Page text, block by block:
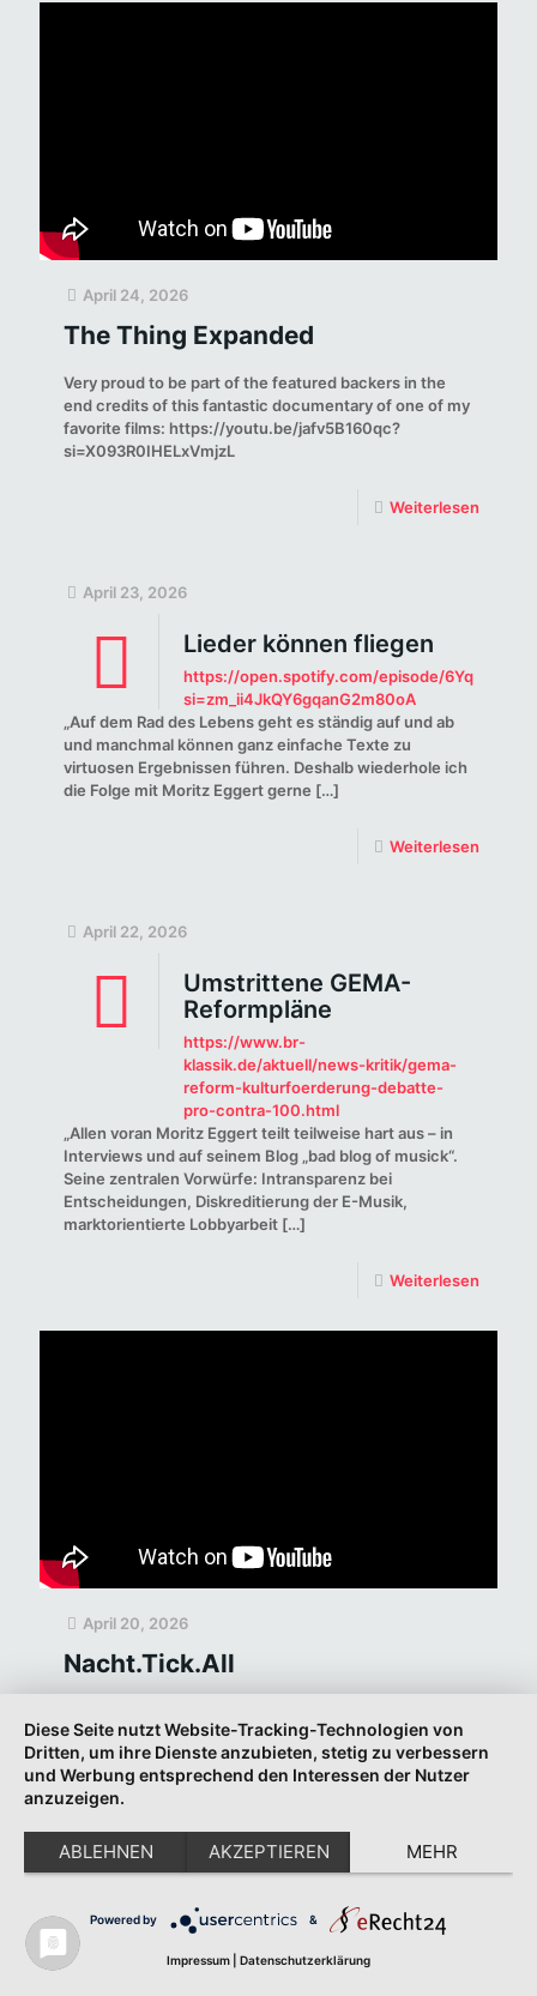
April 24, 2026
The Thing Expanded
Very proud to be part of the featured backers in the
end credits of this fantastic documentary of one of my
favorite films: https://youtu.be/jafv5B160qc?
si=X093R0IHELxVmjzL
Weiterlesen
April 23, 2026
Lieder können fliegen
https://open.spotify.com/episode/
si=zm_ii4JkQY6gqanG2m80oA
„Auf dem Rad des Lebens geht es ständig auf und ab
und manchmal können ganz einfache Texte zu
virtuosen Ergebnissen führen. Deshalb wiederhole ich
die Folge mit Moritz Eggert gerne […]
Weiterlesen
April 22, 2026
Umstrittene GEMA-
Reformpläne
https://www.br-
klassik.de/aktuell/news-kritik/gema-
reform-kulturfoerderung-debatte-
pro-contra-100.html
„Allen voran Moritz Eggert teilt teilweise hart aus – in
Interviews und auf seinem Blog „bad blog of musick“.
Seine zentralen Vorwürfe: Intransparenz bei
Entscheidungen, Diskreditierung der E-Musik,
marktorientierte Lobbyarbeit […]
Weiterlesen
April 20, 2026
Nacht.Tick.All
bis zum Ende sind Ausschnitte aus meinem Stück
„Nacht.Tick.All“ zu hören, großartig realisiert von Max
Volbers, Seicente Vocale und Jan Croonenbroeck[…]
April 18, 2026
Was wird aus „Jan“?
Diese Seite nutzt Website-Tracking-Technologien von
Dritten, um ihre Dienste anzubieten, stetig zu verbessern
und Werbung entsprechend den Interessen der Nutzer
anzuzeigen.
ABLEHNEN AKZEPTIEREN MEHR
Powered by &
Impressum Datenschutzerklärung